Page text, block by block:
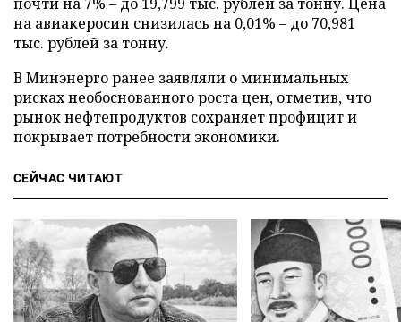
на авиакеросин снизилась на 0,01% – до 70,981
тыс. рублей за тонну.
В Минэнерго ранее заявляли о минимальных
рисках необоснованного роста цен, отметив, что
рынок нефтепродуктов сохраняет профицит и
покрывает потребности экономики.
СЕЙЧАС ЧИТАЮТ